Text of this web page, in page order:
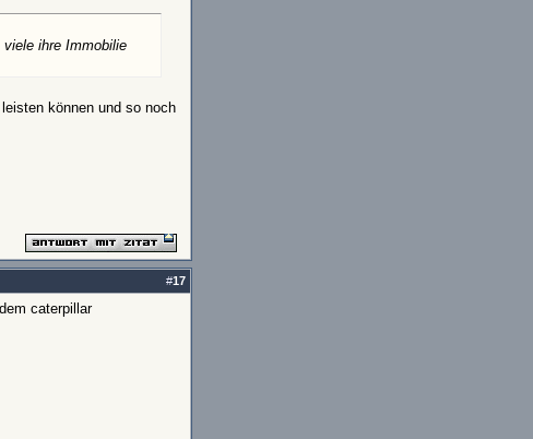
ihre Immobilie
können und so noch
#17
caterpillar